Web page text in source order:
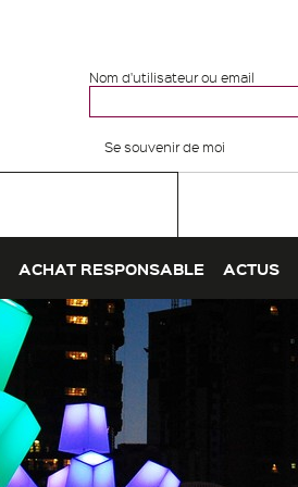
Nom d'utilisateur ou email
Se souvenir de moi
ACHAT RESPONSABLE ACTUS